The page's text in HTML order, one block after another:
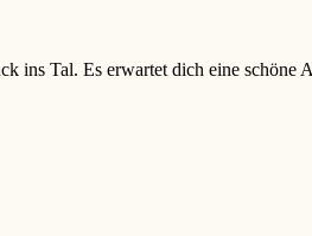
ins Tal. Es erwartet dich eine schöne